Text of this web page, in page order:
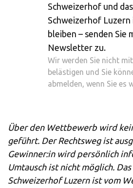
Schweizerhof und
Schweizerhof
bleiben – senden Sie
Newsletter zu.
Wir werden Sie nicht
belästigen und Sie
abmelden, wenn Sie es
Über den Wettbewerb wird
geführt. Der Rechtsweg ist
Gewinner:in wird persönlich
Umtausch ist nicht möglich.
Schweizerhof Luzern ist vom